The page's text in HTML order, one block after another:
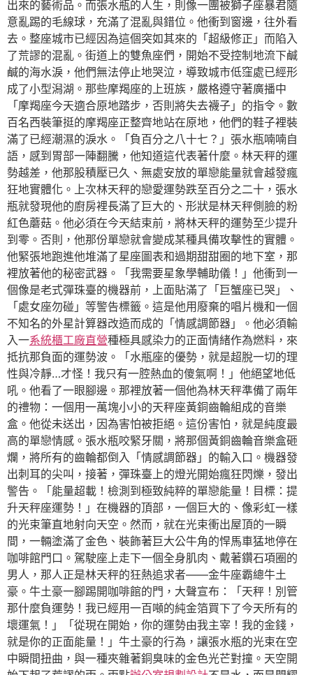
出來的藝術品。而張水瓶的人生，則像一團被獅子座暴君隨
意亂踢的毛線球，充滿了混亂與錯位。他衝到窗邊，往外看
去。整座城市已經因為這個突如其來的「超級修正」而陷入
了荒謬的混亂。街道上的雙魚座們，開始不受控制地流下鹹
鹹的海水淚，他們無法停止地哭泣，導致城市低窪處已經形
成了小型潟湖。那些摩羯座的上班族，嚴格遵守著廣播中
「摩羯座今天適合原地踏步，否則將失去襪子」的指令。數
百名西裝筆挺的摩羯座正整齊地站在原地，他們的鞋子裡裝
滿了已經潮濕的淚水。「負百分之八十七？」張水瓶喃喃自
語，感到胃部一陣翻騰，他知道這代表著什麼。林天秤的運
勢越差，他那股積壓已久、無處安放的單戀能量就會越發瘋
狂地實體化。上次林天秤的戀愛運勢跌至百分之二十，張水
瓶就發現他的廚房裡長滿了巨大的、形狀是林天秤側臉的粉
紅色蘑菇。他必須在今天結束前，將林天秤的運勢至少提升
到零。否則，他那份單戀就會變成某種具備攻擊性的實體。
他緊張地跑進他堆滿了星座圖表和過期甜甜圈的地下室，那
裡放著他的秘密武器。「我需要星象學輔助儀！」他衝到一
個像是老式彈珠臺的機器前，上面貼滿了「巨蟹座已哭」、
「處女座勿碰」等警告標籤。這是他用廢棄的唱片機和一個
不知名的外星計算器改造而成的「情感調節器」。他必須輸
入一系統櫃工廠直營種極具感染力的正面情緒作為燃料，來
抵抗那負面的運勢波。「水瓶座的優勢，就是超脫一切的理
性與冷靜…才怪！我只有一腔熱血的傻氣啊！」他絕望地低
吼。他看了一眼腳邊。那裡放著一個他為林天秤準備了兩年
的禮物：一個用一萬塊小小的天秤座黃銅齒輪組成的音樂
盒。他從未送出，因為害怕被拒絕。這份害怕，就是純度最
高的單戀情感。張水瓶咬緊牙關，將那個黃銅齒輪音樂盒砸
爛，將所有的齒輪都倒入「情感調節器」的輸入口。機器發
出刺耳的尖叫，接著，彈珠臺上的燈光開始瘋狂閃爍，發出
警告。「能量超載！檢測到極致純粹的單戀能量！目標：提
升天秤座運勢！」在機器的頂部，一個巨大的、像彩虹一樣
的光束筆直地射向天空。然而，就在光束衝出屋頂的一瞬
間，一輛塗滿了金色、裝飾著巨大公牛角的悍馬車猛地停在
咖啡館門口。駕駛座上走下一個全身肌肉、戴著鑽石項圈的
男人，那人正是林天秤的狂熱追求者——金牛座霸總牛土
豪。牛土豪一腳踢開咖啡館的門，大聲宣布：「天秤！別管
那什麼負運勢！我已經用一百噸的純金箔買下了今天所有的
壞運氣！」「從現在開始，你的運勢由我主宰！我的金錢，
就是你的正面能量！」牛土豪的行為，讓張水瓶的光束在空
中瞬間扭曲，與一種夾雜著銅臭味的金色光芒對撞。天空開